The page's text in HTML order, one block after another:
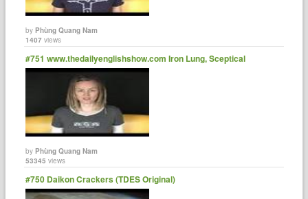
byPhùng Quang Nam
1407 views
#751 www.thedailyenglishshow.com Iron Lung, Sceptical
byPhùng Quang Nam
53345 views
#750 Daikon Crackers (TDES Original)